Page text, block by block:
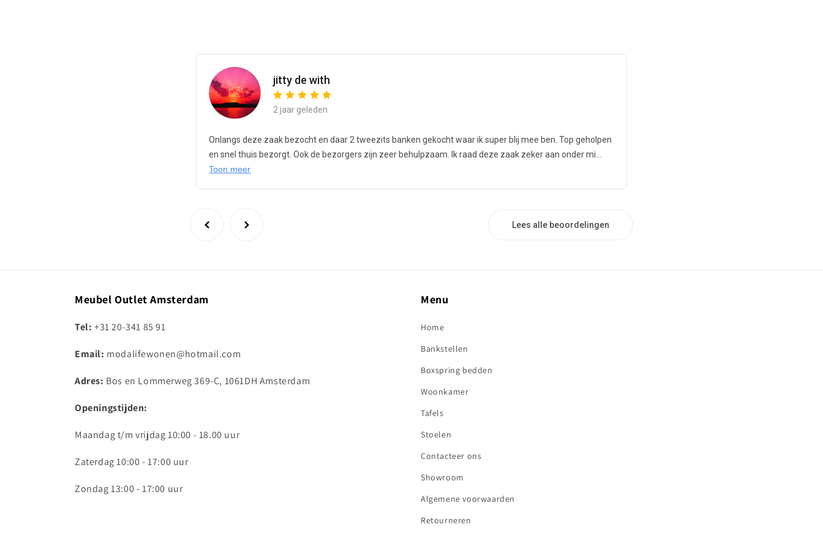
jitty de with
2 jaar geleden
Onlangs deze zaak bezocht en daar 2 tweezits banken gekocht waar ik super blij mee ben. Top geholpen
en snel thuis bezorgt. Ook de bezorgers zijn zeer behulpzaam. Ik raad deze zaak zeker aan onder mi...
Toon meer
Lees alle beoordelingen
Meubel Outlet Amsterdam
Tel: +31 20-341 85 91
Email: modalifewonen@hotmail.com
Adres: Bos en Lommerweg 369-C, 1061DH Amsterdam
Openingstijden:
Maandag t/m vrijdag 10:00 - 18.00 uur
Zaterdag 10:00 - 17:00 uur
Zondag 13:00 - 17:00 uur
Menu
Home
Bankstellen
Boxspring bedden
Woonkamer
Tafels
Stoelen
Contacteer ons
Showroom
Algemene voorwaarden
Retourneren